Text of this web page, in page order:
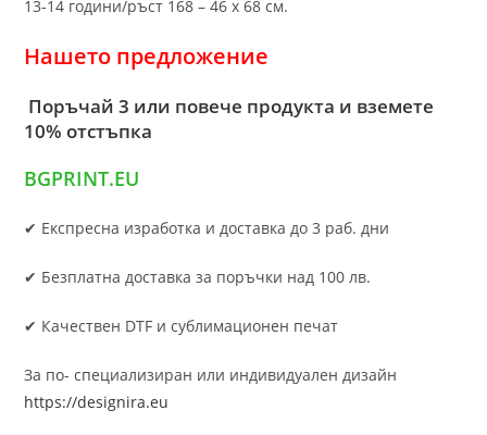
13-14 години/ръст 168 – 46 х 68 см.
Нашето предложение
Поръчай 3 или повече продукта и вземете
10% отстъпка
BGPRINT.EU
✔ Експресна изработка и доставка до 3 раб. дни
✔ Безплатна доставка за поръчки над 100 лв.
✔ Качествен DTF и сублимационен печат
За по- специализиран или индивидуален дизайн
https://designira.eu